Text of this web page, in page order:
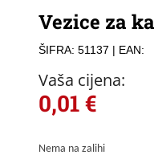
Vezice za
ŠIFRA: 51137 | EAN:
Vaša cijena:
0,01€
Nema na zalihi